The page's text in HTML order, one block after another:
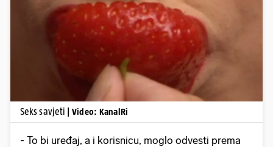
Pokretanje videa...
Seks savjeti | Video: KanalRi
- To bi uređaj, a i korisnicu, moglo odvesti prema